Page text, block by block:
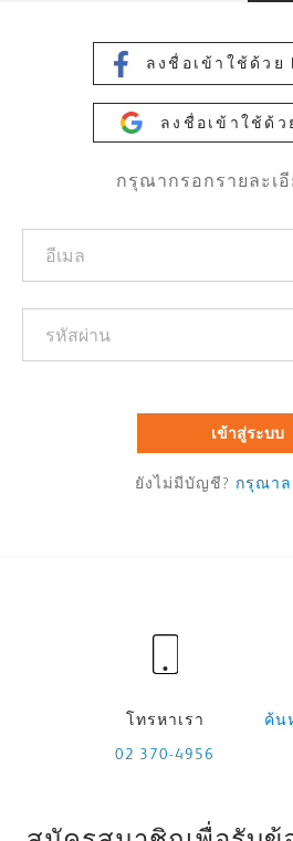
ลงชื่อเข้าใช้ด้วย
ลงชื่อเข้าใช้ด้วย
กรุณากรอกรายละเ
เข้าสู่ระบบ
ยังไม่มีบัญชี? กรุณาล
โทรหาเรา
02 370-4956
ค้น